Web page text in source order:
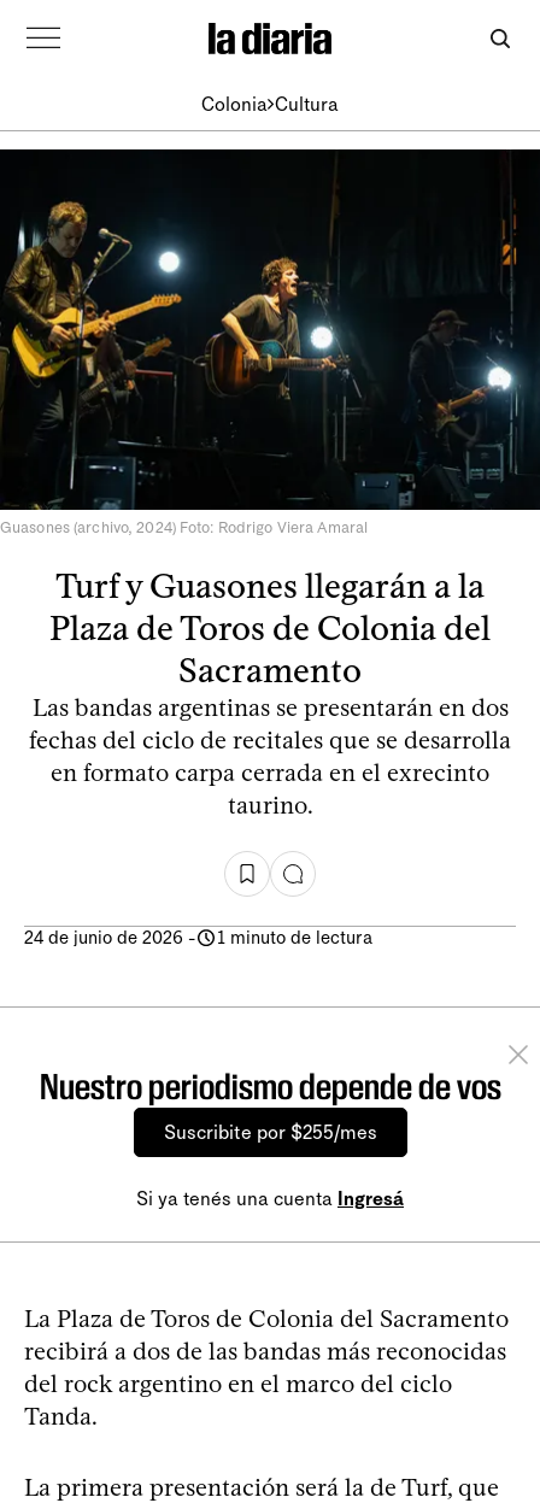
Colonia Cultura
Guasones (archivo, 2024) Foto: Rodrigo Viera Amaral
Turf y Guasones llegarán a la
Plaza de Toros de Colonia del
Sacramento
Las bandas argentinas se presentarán en dos
fechas del ciclo de recitales que se desarrolla
en formato carpa cerrada en el exrecinto
taurino.
24 de junio de 2026 - 1 minuto de lectura
Nuestro periodismo depende de vos
Suscribite por $255/mes
Si ya tenés una cuenta Ingresá
La Plaza de Toros de Colonia del Sacramento
recibirá a dos de las bandas más reconocidas
del rock argentino en el marco del ciclo
Tanda.
La primera presentación será la de Turf, que